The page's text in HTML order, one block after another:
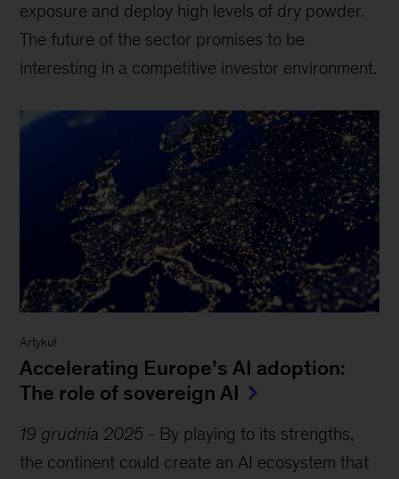
exposure and deploy high levels of dry powder.
The future of the sector promises to be
interesting in a competitive investor environment.
Artykuł
Accelerating Europe’s AI adoption:
The role of sovereign AI
19 grudnia 2025 - By playing to its strengths,
the continent could create an AI ecosystem that